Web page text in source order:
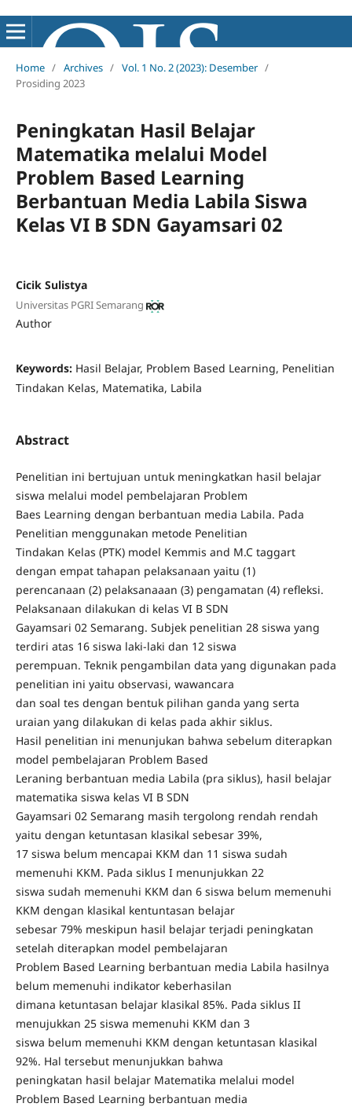
Home / Archives / Vol. 1 No. 2 (2023): Desember /
Prosiding 2023
Peningkatan Hasil Belajar
Matematika melalui Model
Problem Based Learning
Berbantuan Media Labila Siswa
Kelas VI B SDN Gayamsari 02
Cicik Sulistya
Universitas PGRI Semarang
Author
Keywords: Hasil Belajar, Problem Based Learning, Penelitian
Tindakan Kelas, Matematika, Labila
Abstract
Penelitian ini bertujuan untuk meningkatkan hasil belajar
siswa melalui model pembelajaran Problem
Baes Learning dengan berbantuan media Labila. Pada
Penelitian menggunakan metode Penelitian
Tindakan Kelas (PTK) model Kemmis and M.C taggart
dengan empat tahapan pelaksanaan yaitu (1)
perencanaan (2) pelaksanaaan (3) pengamatan (4) refleksi.
Pelaksanaan dilakukan di kelas VI B SDN
Gayamsari 02 Semarang. Subjek penelitian 28 siswa yang
terdiri atas 16 siswa laki-laki dan 12 siswa
perempuan. Teknik pengambilan data yang digunakan pada
penelitian ini yaitu observasi, wawancara
dan soal tes dengan bentuk pilihan ganda yang serta
uraian yang dilakukan di kelas pada akhir siklus.
Hasil penelitian ini menunjukan bahwa sebelum diterapkan
model pembelajaran Problem Based
Leraning berbantuan media Labila (pra siklus), hasil belajar
matematika siswa kelas VI B SDN
Gayamsari 02 Semarang masih tergolong rendah rendah
yaitu dengan ketuntasan klasikal sebesar 39%,
17 siswa belum mencapai KKM dan 11 siswa sudah
memenuhi KKM. Pada siklus I menunjukkan 22
siswa sudah memenuhi KKM dan 6 siswa belum memenuhi
KKM dengan klasikal kentuntasan belajar
sebesar 79% meskipun hasil belajar terjadi peningkatan
setelah diterapkan model pembelajaran
Problem Based Learning berbantuan media Labila hasilnya
belum memenuhi indikator keberhasilan
dimana ketuntasan belajar klasikal 85%. Pada siklus II
menujukkan 25 siswa memenuhi KKM dan 3
siswa belum memenuhi KKM dengan ketuntasan klasikal
92%. Hal tersebut menunjukkan bahwa
peningkatan hasil belajar Matematika melalui model
Problem Based Learning berbantuan media